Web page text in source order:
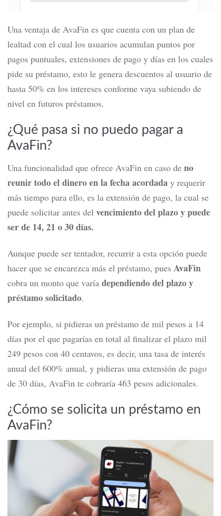
Una ventaja de AvaFin es que cuenta con un plan de
lealtad con el cual los usuarios acumulan puntos por
pagos puntuales, extensiones de pago y días en los cuales
pide su préstamo, esto le genera descuentos al usuario de
hasta 50% en los intereses conforme vaya subiendo de
nivel en futuros préstamos.
¿Qué pasa si no puedo pagar a
AvaFin?
Una funcionalidad que ofrece AvaFin en caso de no
reunir todo eldinero en la fecha acordada y requerir
más tiempo para ello, es la extensión de pago, la cual se
puede solicitar antes del vencimiento del plazo y puede
ser de 14, 21 o 30 días.
Aunque puede ser tentador, recurrir a esta opción puede
hacer que se encarezca más el préstamo, pues AvaFin
cobra un monto que varía dependiendo del plazo y
préstamo solicitado.
Por ejemplo, si pidieras un préstamo de mil pesos a 14
días por el que pagarías en total al finalizar el plazo mil
249 pesos con 40 centavos, es decir, una tasa de interés
anual del 600% anual, y pidieras una extensión de pago
de 30 días, AvaFin te cobraría 463 pesos adicionales.
¿Cómo se solicita un préstamo en
AvaFin?